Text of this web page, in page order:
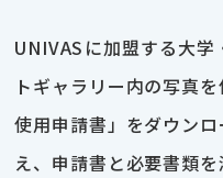
UNIVASに加盟する大
トギャラリー内の写真
使用申請書」をダウン
え、申請書と必要書類